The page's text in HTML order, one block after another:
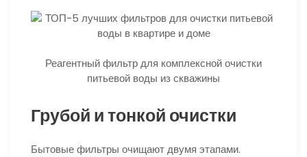
Реагентный фильтр для комплексной очистки
питьевой воды из скважины
Грубой и тонкой очистки
Бытовые фильтры очищают двумя этапами.